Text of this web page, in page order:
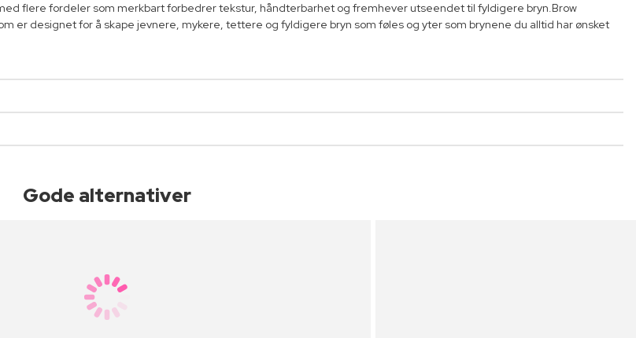
flere fordeler som merkbart forbedrer tekstur, håndterbarhet og fremhever utseendet til fyldigere bryn.Brow
er designet for å skape jevnere, mykere, tettere og fyldigere bryn som føles og yter som brynene du alltid har ønsket
Gode alternativer